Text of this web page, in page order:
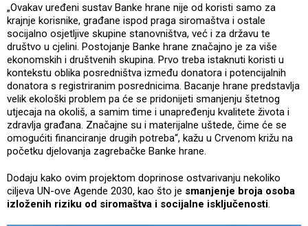
„Ovakav uređeni sustav Banke hrane nije od koristi samo za
krajnje korisnike, građane ispod praga siromaštva i ostale
socijalno osjetljive skupine stanovništva, već i za državu te
društvo u cjelini. Postojanje Banke hrane značajno je za više
ekonomskih i društvenih skupina. Prvo treba istaknuti koristi u
kontekstu oblika posredništva između donatora i potencijalnih
donatora s registriranim posrednicima. Bacanje hrane predstavlja
velik ekološki problem pa će se pridonijeti smanjenju štetnog
utjecaja na okoliš, a samim time i unapređenju kvalitete života i
zdravlja građana. Značajne su i materijalne uštede, čime će se
omogućiti financiranje drugih potreba“, kažu u Crvenom križu na
početku djelovanja zagrebačke Banke hrane.
Dodaju kako ovim projektom doprinose ostvarivanju nekoliko
ciljeva UN-ove Agende 2030, kao što je smanjenje broja osoba
izloženih riziku od siromaštva i socijalne isključenosti.